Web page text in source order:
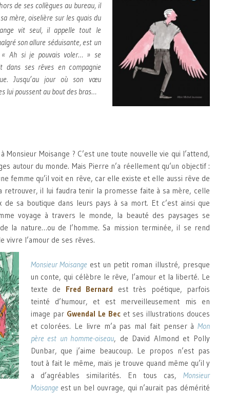
de ses collègues au bureau, il
mère, oiselière sur les quais du
vit seul, il appelle tout le
son allure séduisante, est un
« Ah si je pouvais voler… » se
dans ses rêves en compagnie
Jusqu’au jour où son vœu
lui poussent au bout des bras…
Monsieur Moisange ? C’est une toute nouvelle vie qui l’attend,
autour du monde. Mais Pierre n’a réellement qu’un objectif :
femme qu’il voit en rêve, car elle existe et elle aussi rêve de
retrouver, il lui faudra tenir la promesse faite à sa mère, celle
de sa boutique dans leurs pays à sa mort. Et c’est ainsi que
voyage à travers le monde, la beauté des paysages se
la nature…ou de l’homme. Sa mission terminée, il se rend
vivre l’amour de ses rêves.
Monsieur Moisangeest un petit roman illustré, presque
un conte, qui célèbre le rêve, l’amour et la liberté. Le
texte de Fred Bernard est très poétique, parfois
teinté d’humour, et est merveilleusement mis en
image par Gwendal Le Becet ses illustrations douces
et colorées. Le livre m’a pas mal fait penser à Mon
père est un homme-oiseau, de David Almond et Polly
Dunbar, que j’aime beaucoup. Le propos n’est pas
tout à fait le même, mais je trouve quand même qu’il y
a d’agréables similarités. En tous cas, Monsieur
Moisangeest un bel ouvrage, qui n’aurait pas démérité